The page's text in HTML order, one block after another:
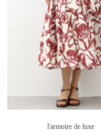
l'armoire de luxe